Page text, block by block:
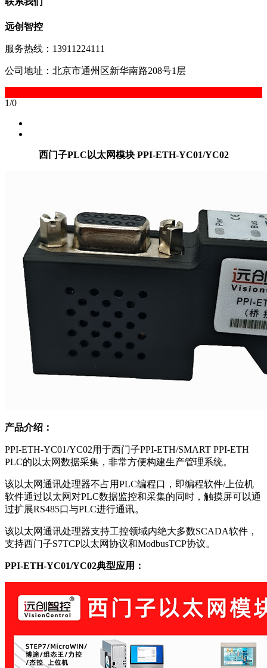
远创智控
服务热线：13911224111
公司地址：北京市通州区新华南路208号1层
1/0
西门子PLC以太网模块 PPI-ETH-YC01/YC02
产品介绍：
PPI-ETH-YC01/YC02用于西门子PPI-ETH/SMART PPI-ETH
PLC的以太网数据采集，非常方便构建生产管理系统。
该以太网通讯处理器不占用PLC编程口，即编程软件/上位机
软件通过以太网对PLC数据监控和采集的同时，触摸屏可以通
过扩展RS485口与PLC进行通讯。
该以太网通讯处理器支持工控领域内绝大多数SCADA软件，
支持西门子S7TCP以太网协议和ModbusTCP协议。
PPI-ETH-YC01/YC02典型应用：